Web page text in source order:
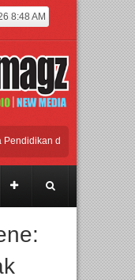
8:48 AM
dan Riset untuk Cetak
Seluruh Dunia, IBTE
dan Riset untuk Cetak